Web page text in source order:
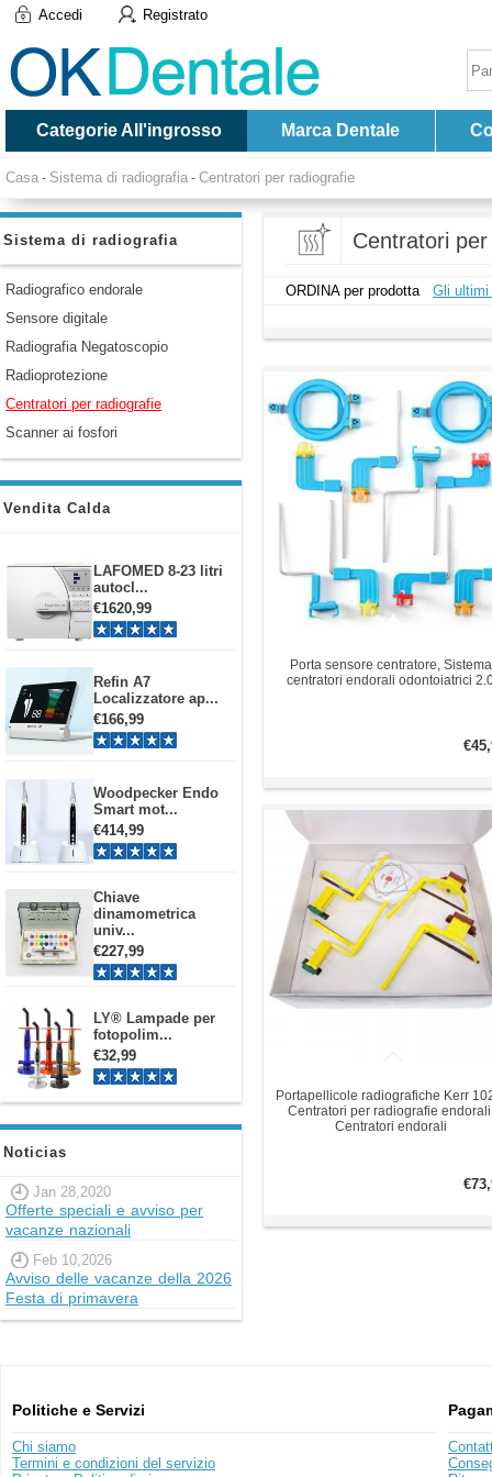
Accedi Registrato
Categorie All'ingrosso Marca Dentale
Casa - Sistema di radiografia - Centratori per radiografie
Sistema di radiografia
Radiografico endorale
Sensore digitale
Radiografia Negatoscopio
Radioprotezione
Centratori per radiografie
Scanner ai fosfori
Vendita Calda
LAFOMED 8-23 litri
autocl...
€1620,99
Refin A7
Localizzatore ap...
€166,99
Woodpecker Endo
Smart mot...
€414,99
Chiave
dinamometrica
univ...
€227,99
LY® Lampade per
fotopolim...
€32,99
Noticias
Jan 28,2020
Offerte speciali e avviso per
vacanze nazionali
Feb 10,2026
Avviso delle vacanze della 2026
Festa di primavera
Centratori
ORDINA per prodotta Gli ultimi
Porta sensore centratore, Sistema
centratori endorali odontoiatrici
Portapellicole radiografiche Kerr
Centratori per radiografie
Centratori endorali
Politiche e Servizi
Chi siamo
Termini e condizioni del servizio